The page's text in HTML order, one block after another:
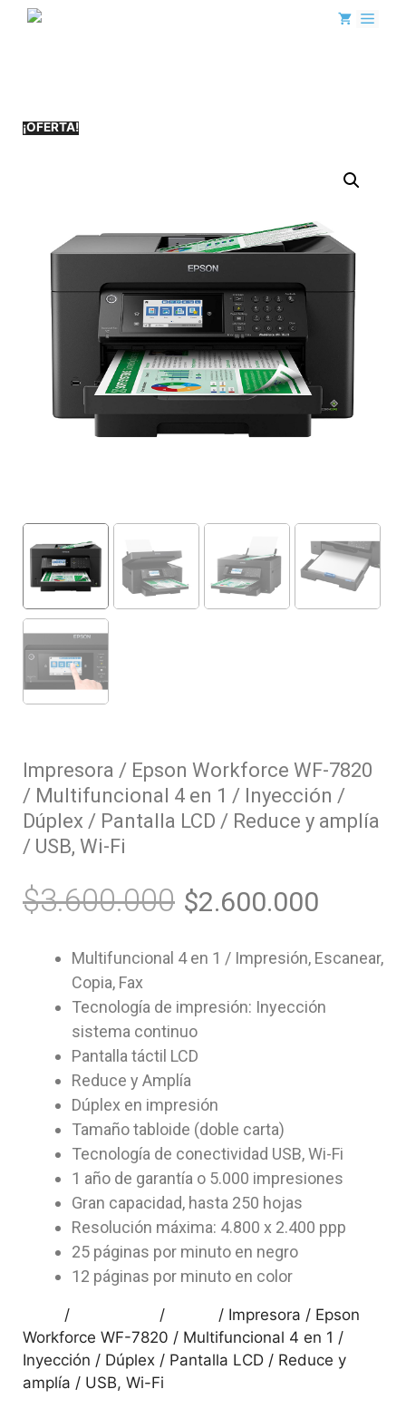
¡OFERTA!
Impresora / Epson Workforce WF-7820
/ Multifuncional 4 en 1 / Inyección /
Dúplex / Pantalla LCD / Reduce y amplía
/ USB, Wi-Fi
$3.600.000 $2.600.000
Multifuncional 4 en 1 / Impresión, Escanear,
Copia, Fax
Tecnología de impresión: Inyección
sistema continuo
Pantalla táctil LCD
Reduce y Amplía
Dúplex en impresión
Tamaño tabloide (doble carta)
Tecnología de conectividad USB, Wi-Fi
1 año de garantía o 5.000 impresiones
Gran capacidad, hasta 250 hojas
Resolución máxima: 4.800 x 2.400 ppp
25 páginas por minuto en negro
12 páginas por minuto en color
/ /
/ Impresora / Epson
Workforce WF-7820 / Multifuncional 4 en 1 /
Inyección / Dúplex / Pantalla LCD / Reduce y
amplía / USB, Wi-Fi